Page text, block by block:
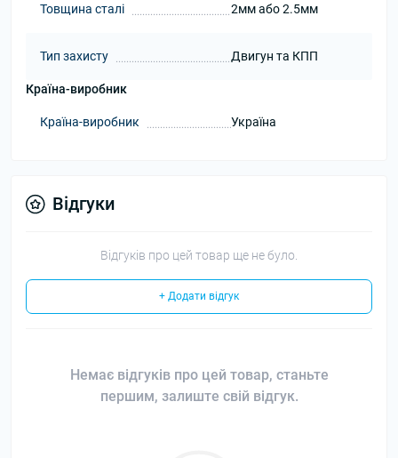
Товщина сталі 2мм або 2.5мм
Тип захисту Двигун та КПП
Країна-виробник
Країна-виробник Україна
Відгуки
Відгуків про цей товар ще не було.
+ Додати відгук
Немає відгуків про цей товар, станьте
першим, залиште свій відгук.